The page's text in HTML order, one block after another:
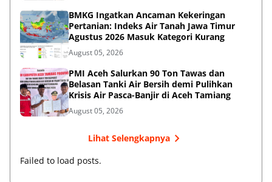
BMKG Ingatkan Ancaman Kekeringan
Pertanian: Indeks Air Tanah Jawa Timur
Agustus 2026 Masuk Kategori Kurang
August 05, 2026
PMI Aceh Salurkan 90 Ton Tawas dan
Belasan Tanki Air Bersih demi Pulihkan
Krisis Air Pasca-Banjir di Aceh Tamiang
August 05, 2026
Lihat Selengkapnya
Failed to load posts.